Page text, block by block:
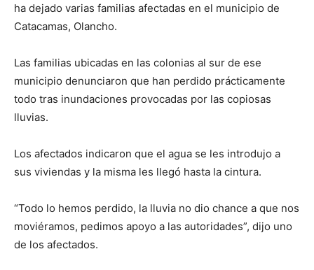
ha dejado varias familias afectadas en el municipio de
Catacamas, Olancho.
Las familias ubicadas en las colonias al sur de ese
municipio denunciaron que han perdido prácticamente
todo tras inundaciones provocadas por las copiosas
lluvias.
Los afectados indicaron que el agua se les introdujo a
sus viviendas y la misma les llegó hasta la cintura.
“Todo lo hemos perdido, la lluvia no dio chance a que nos
moviéramos, pedimos apoyo a las autoridades”, dijo uno
de los afectados.